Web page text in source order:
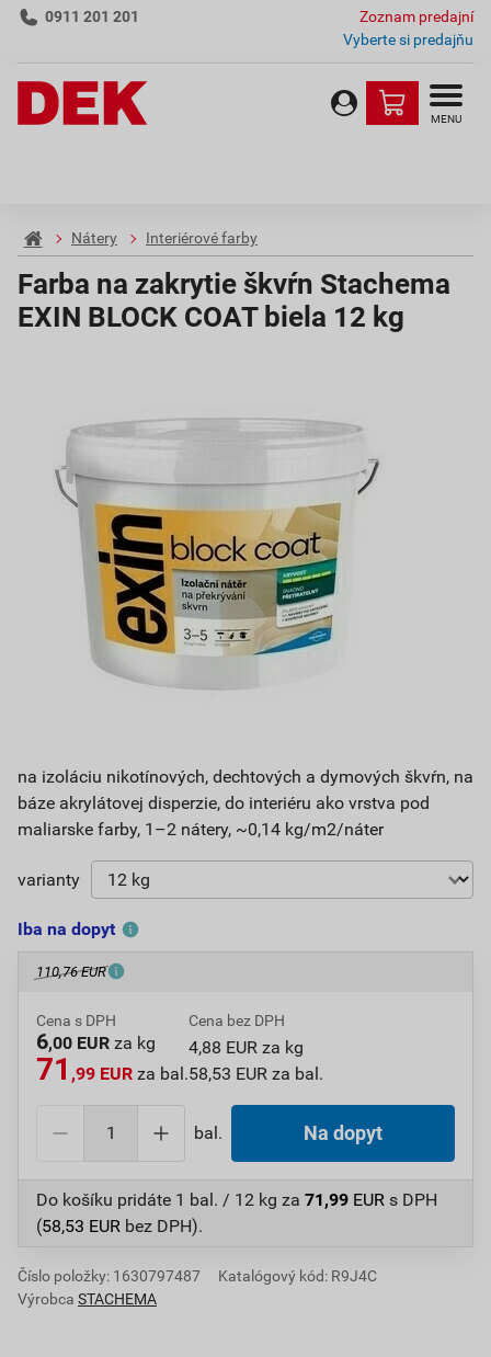
0911 201 201
Zoznam predajní
Vyberte si predajňu
MENU
Nátery Interiérové farby
Farba na zakrytie škvŕn Stachema
EXIN BLOCK COAT biela 12 kg
na izoláciu nikotínových, dechtových a dymových škvŕn, na
báze akrylátovej disperzie, do interiéru ako vrstva pod
maliarske farby, 1–2 nátery, ~0,14 kg/m2/náter
varianty
Iba na dopyt
110,76 EUR
Cena s DPH
6,00 EUR za kg
71 ,99 EUR za bal.
Cena bez DPH
4,88 EUR za kg
58,53 EUR za bal.
bal. Na dopyt
Do košíku pridáte 1 bal. / 12 kg za 71,99 EUR s DPH
(58,53 EUR bez DPH).
Číslo položky: 1630797487
Katalógový kód: R9J4C
Výrobca STACHEMA